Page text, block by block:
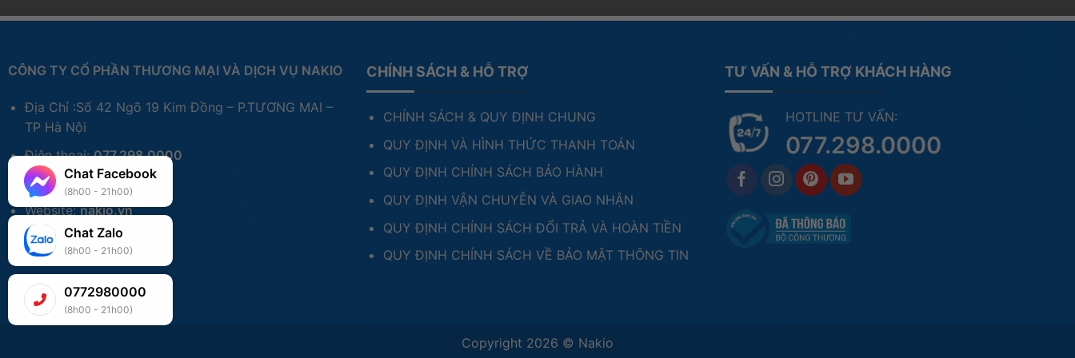
Xuất xứ
Trung Quốc
CÔNG TY CỔ PHẦN THƯƠNG MẠI VÀ DỊCH VỤ NAKIO
Địa Chỉ :Số 42 Ngõ 19 Kim Đồng – P.TƯƠNG MAI –
TP Hà Nội
Điện thoại:077.298.0000
Zalo: 077.298.0000
Website:nakio.vn
CHÍNH SÁCH & HỖ TRỢ
CHÍNH SÁCH & QUY ĐỊNH CHUNG
QUY ĐỊNH VÀ HÌNH THỨC THANH TOÁN
QUY ĐỊNH CHÍNH SÁCH BẢO HÀNH
QUY ĐỊNH VẬN CHUYỄN VÀ GIAO NHẬN
QUY ĐỊNH CHÍNH SÁCH ĐỔI TRẢ VÀ HOÀN TIỀN
QUY ĐỊNH CHÍNH SÁCH VỀ BẢO MẬT THÔNG TIN
TƯ VẤN & HỖ TRỢ KHÁCH HÀNG
HOTLINE TƯ VẤN:
077.298.0000
Copyright 2026 © Nakio
Chat Facebook
(8h00 - 21h00)
Chat Zalo
(8h00 - 21h00)
0772980000
(8h00 - 21h00)